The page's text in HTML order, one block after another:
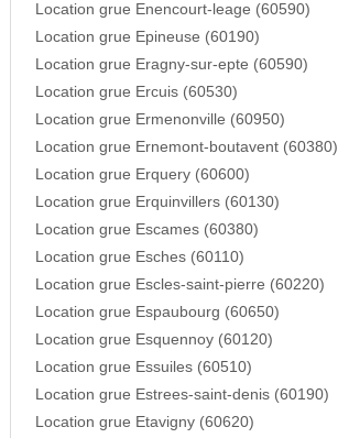
Location grue Enencourt-leage (60590)
Location grue Epineuse (60190)
Location grue Eragny-sur-epte (60590)
Location grue Ercuis (60530)
Location grue Ermenonville (60950)
Location grue Ernemont-boutavent (60380)
Location grue Erquery (60600)
Location grue Erquinvillers (60130)
Location grue Escames (60380)
Location grue Esches (60110)
Location grue Escles-saint-pierre (60220)
Location grue Espaubourg (60650)
Location grue Esquennoy (60120)
Location grue Essuiles (60510)
Location grue Estrees-saint-denis (60190)
Location grue Etavigny (60620)